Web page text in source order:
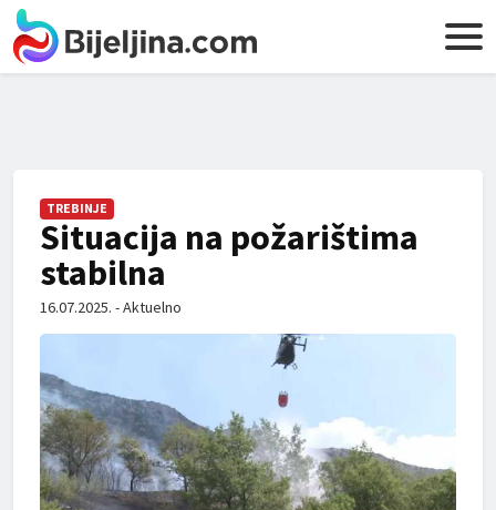
TREBINJE
Situacija na požarištima
stabilna
16.07.2025. - Aktuelno